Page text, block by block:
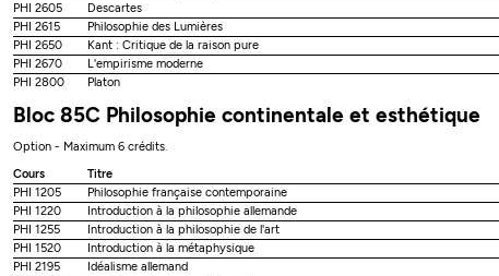
PHI 2605
Descartes
PHI 2615
Philosophie des Lumières
PHI 2650
Kant : Critique de la raison pure
PHI 2670
L'empirisme moderne
PHI 2800
Platon
Bloc 85C Philosophie continentale et esthétique
Option - Maximum 6 crédits.
Cours
Titre
PHI 1205
Philosophie française contemporaine
PHI 1220
Introduction à la philosophie allemande
PHI 1255
Introduction à la philosophie de l'art
PHI 1520
Introduction à la métaphysique
PHI 2195
Idéalisme allemand